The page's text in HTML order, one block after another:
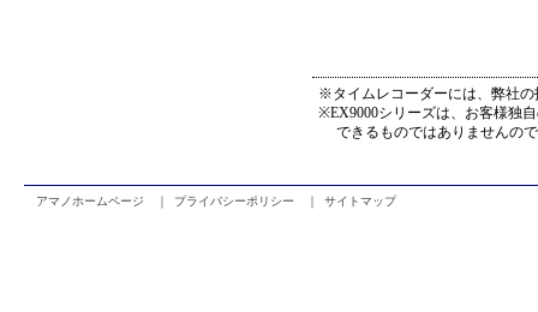
※タイムレコーダーには、弊社
※EX9000シリーズは、お客様独
できるものではありませんの
アマノホームページ ｜ プライバシーポリシー ｜ サイトマップ